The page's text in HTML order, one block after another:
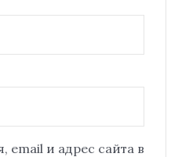
email и адрес сайта в